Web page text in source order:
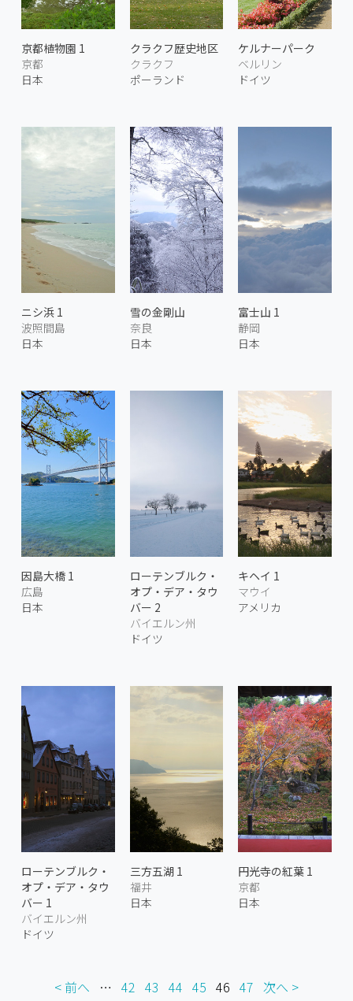
京都植物園 1
京都
日本
クラクフ歴史地区
クラクフ
ポーランド
ケルナーパーク
ベルリン
ドイツ
ニシ浜 1
波照間島
日本
雪の金剛山
奈良
日本
富士山 1
静岡
日本
因島大橋 1
広島
日本
ローテンブルク・
オプ・デア・タウ
バー 2
バイエルン州
ドイツ
キヘイ 1
マウイ
アメリカ
ローテンブルク・
オプ・デア・タウ
バー 1
バイエルン州
ドイツ
三方五湖 1
福井
日本
円光寺の紅葉 1
京都
日本
< 前へ … 42 43 44 45 46 47 次へ >